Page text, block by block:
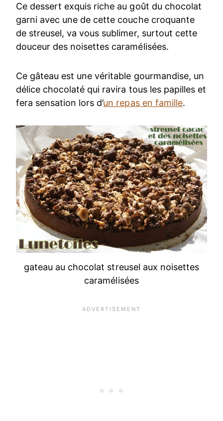
Ce dessert exquis riche au goût du chocolat
garni avec une de cette couche croquante
de streusel, va vous sublimer, surtout cette
douceur des noisettes caramélisées.
Ce gâteau est une véritable gourmandise, un
délice chocolaté qui ravira tous les papilles et
fera sensation lors d’un repas en famille.
gateau au chocolat streusel aux noisettes
caramélisées